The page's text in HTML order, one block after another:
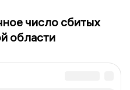
число сбитых
области